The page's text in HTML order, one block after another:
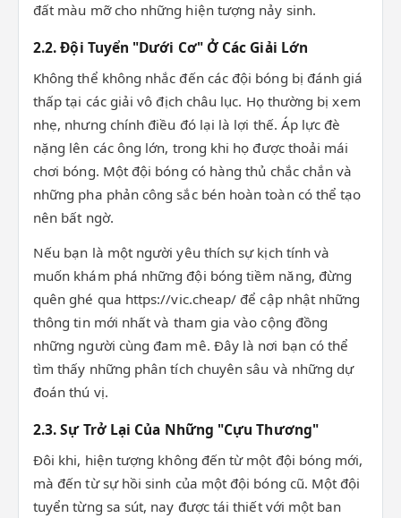
đất màu mỡ cho những hiện tượng nảy sinh.
2.2. Đội Tuyển "Dưới Cơ" Ở Các Giải Lớn
Không thể không nhắc đến các đội bóng bị đánh giá
thấp tại các giải vô địch châu lục. Họ thường bị xem
nhẹ, nhưng chính điều đó lại là lợi thế. Áp lực đè
nặng lên các ông lớn, trong khi họ được thoải mái
chơi bóng. Một đội bóng có hàng thủ chắc chắn và
những pha phản công sắc bén hoàn toàn có thể tạo
nên bất ngờ.
Nếu bạn là một người yêu thích sự kịch tính và
muốn khám phá những đội bóng tiềm năng, đừng
quên ghé qua https://vic.cheap/ để cập nhật những
thông tin mới nhất và tham gia vào cộng đồng
những người cùng đam mê. Đây là nơi bạn có thể
tìm thấy những phân tích chuyên sâu và những dự
đoán thú vị.
2.3. Sự Trở Lại Của Những "Cựu Thương"
Đôi khi, hiện tượng không đến từ một đội bóng mới,
mà đến từ sự hồi sinh của một đội bóng cũ. Một đội
tuyển từng sa sút, nay được tái thiết với một ban